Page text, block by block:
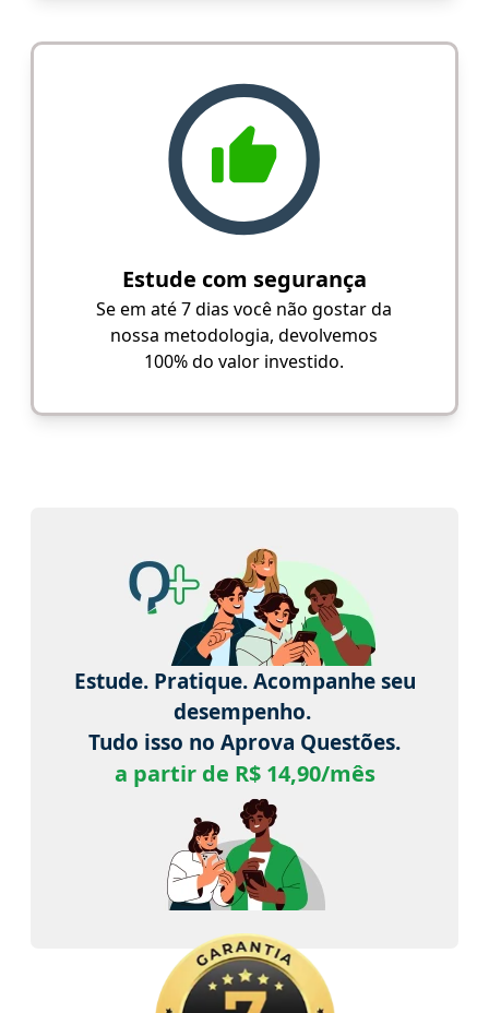
Estude com segurança
Se em até 7 dias você não gostar da
nossa metodologia, devolvemos
100% do valor investido.
Estude. Pratique. Acompanhe seu
desempenho.
Tudo isso no Aprova Questões.
a partir de R$ 14,90/mês